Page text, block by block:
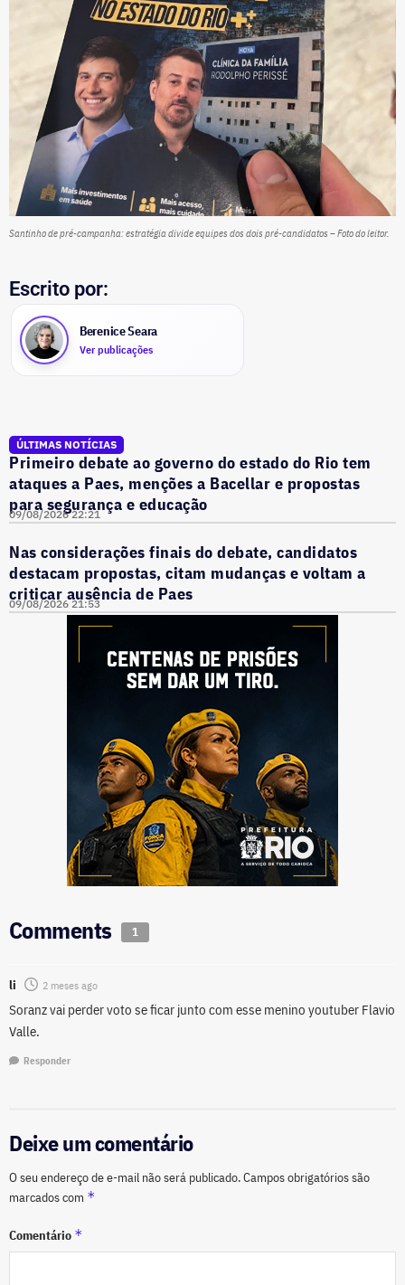
Santinho de pré-campanha: estratégia divide equipes dos dois pré-candidatos – Foto do leitor.
Escrito por:
Berenice Seara
Ver publicações
ÚLTIMAS NOTÍCIAS
Primeiro debate ao governo do estado do Rio tem
ataques a Paes, menções a Bacellar e propostas
para segurança e educação
09/08/2026 22:21
Nas considerações finais do debate, candidatos
destacam propostas, citam mudanças e voltam a
criticar ausência de Paes
09/08/2026 21:53
Comments 1
li 2 meses ago
Soranz vai perder voto se ficar junto com esse menino youtuber Flavio
Valle.
Responder
Deixe um comentário
O seu endereço de e-mail não será publicado.Campos obrigatórios são
marcados com *
Comentário *